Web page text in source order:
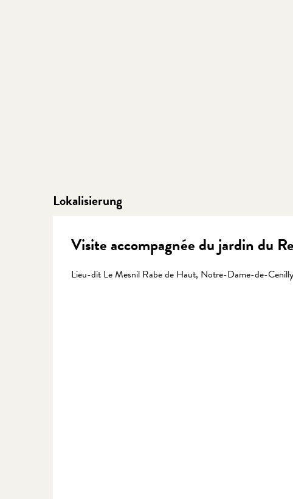
Lokalisierung
Visite accompagnée du jardin du
Lieu-dit Le Mesnil Rabe de Haut, Notre-Dame-de-Cenilly